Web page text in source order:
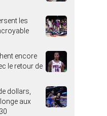
les
encore
le retour de
dollars,
aux